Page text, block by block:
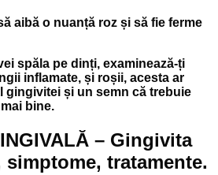
aibă o nuanță roz și să fie ferme
spăla pe dinți, examinează-ți
inflamate, și roșii, acesta ar
gingivitei și un semn că trebuie
bine.
– Gingivita
simptome, tratamente.